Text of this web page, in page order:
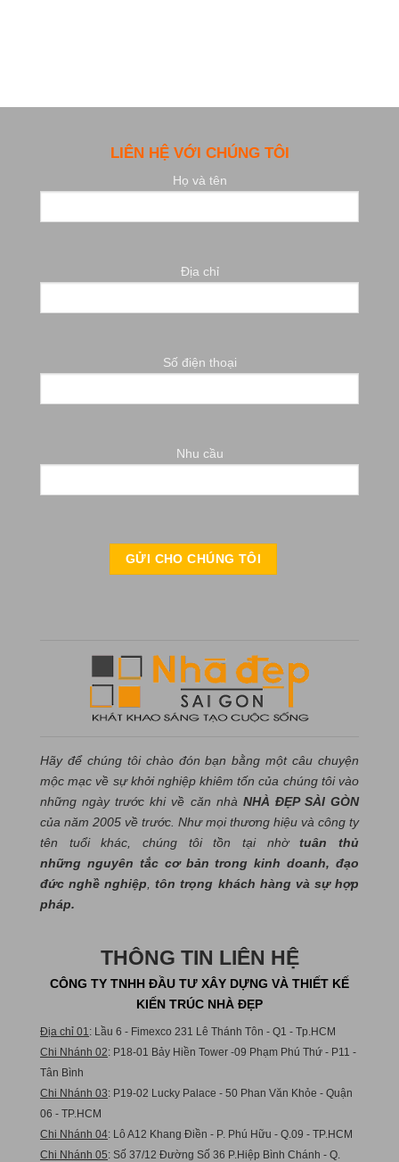
LIÊN HỆ VỚI CHÚNG TÔI
Họ và tên
Địa chỉ
Số điện thoại
Nhu cầu
Hãy để chúng tôi chào đón bạn bằng một câu chuyện
mộc mạc về sự khởi nghiệp khiêm tốn của chúng tôi vào
những ngày trước khi về căn nhà NHÀ ĐẸP SÀI GÒN
của năm 2005 về trước. Như mọi thương hiệu và công ty
tên tuổi khác, chúng tôi tồn tại nhờtuân thủ
những nguyên tắc cơ bản trong kinh doanh, đạo
đức nghề nghiệp ,tôn trọng khách hàng và sự hợp
pháp.
THÔNG TIN LIÊN HỆ
CÔNG TY TNHH ĐẦU TƯ XÂY DỰNG VÀ THIẾT KẾ
KIẾN TRÚC NHÀ ĐẸP
Địa chỉ 01 : Lầu 6 - Fimexco 231 Lê Thánh Tôn - Q1 - Tp.HCM
Chi Nhánh 02: P18-01 Bảy Hiền Tower -09 Phạm Phú Thứ - P11 -
Tân Bình
Chi Nhánh 03: P19-02 Lucky Palace - 50 Phan Văn Khỏe - Quận
06 - TP.HCM
Chi Nhánh 04: Lô A12 Khang Điền - P. Phú Hữu - Q.09 - TP.HCM
Chi Nhánh 05: Số 37/12 Đường Số 36 P.Hiệp Bình Chánh - Q.